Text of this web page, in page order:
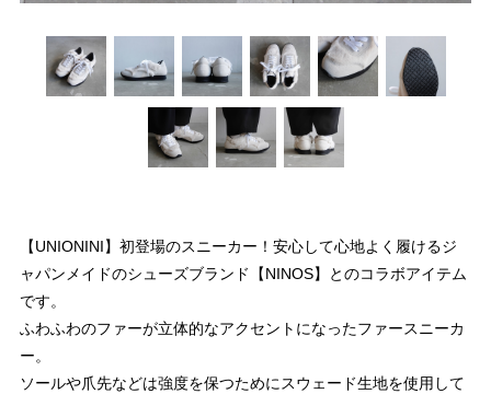
【UNIONINI】初登場のスニーカー！安心して心地よく履けるジ
ャパンメイドのシューズブランド【NINOS】とのコラボアイテム
です。
ふわふわのファーが立体的なアクセントになったファースニーカ
ー。
ソールや爪先などは強度を保つためにスウェード生地を使用して